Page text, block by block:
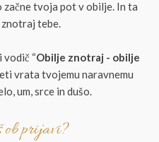
začne tvoja pot v obilje. In ta
tebe.
vodič “Obilje znotraj - obilje
vrata tvojemu naravnemu
um, srce in dušo.
ob prijavi?